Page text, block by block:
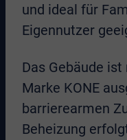
und ideal für
Eigennutzer
Das Gebäude
Marke KONE
barrierearmen
Beheizung